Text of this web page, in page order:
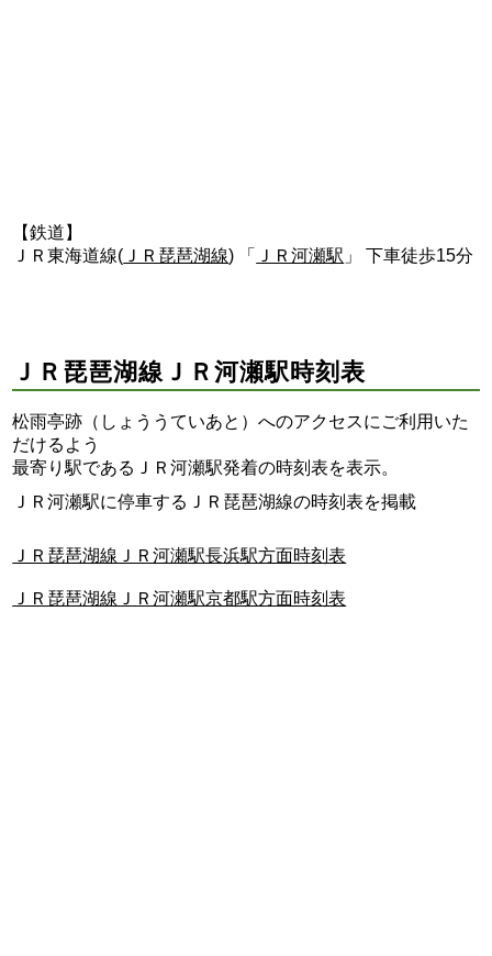
【鉄道】
ＪＲ東海道線( ＪＲ琵琶湖線) 「 ＪＲ河瀬駅 」 下車徒歩15分
ＪＲ琵琶湖線ＪＲ河瀬駅時刻表
松雨亭跡（しょううていあと）へのアクセスにご利用いた
だけるよう
最寄り駅であるＪＲ河瀬駅発着の時刻表を表示。
ＪＲ河瀬駅に停車するＪＲ琵琶湖線の時刻表を掲載
ＪＲ琵琶湖線ＪＲ河瀬駅長浜駅方面時刻表
ＪＲ琵琶湖線ＪＲ河瀬駅京都駅方面時刻表